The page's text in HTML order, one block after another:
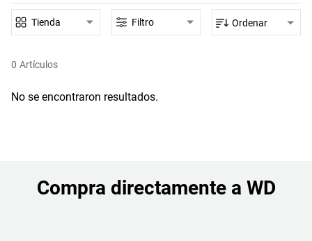
0 Artículos
Tienda Filtro Ordenar
No se encontraron resultados.
Compra directamente a WD